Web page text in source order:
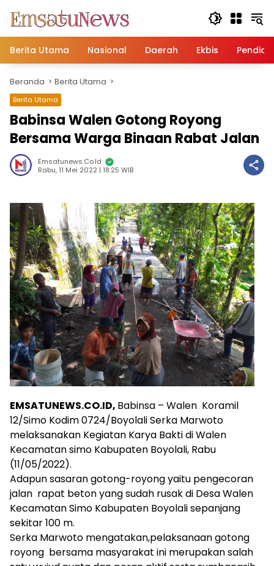
konten
Berita Utama
Nasional Daerah Ekbis
Beranda Berita Utama
Berita Utama
Babinsa Walen Gotong Royong
Bersama Warga Binaan Rabat Jalan
Emsatunews.co.id
Rabu, 11 Mei 2022 | 18:25 WIB
EMSATUNEWS.CO.ID, Babinsa – Walen Koramil
12/Simo Kodim 0724/Boyolali Serka Marwoto
melaksanakan Kegiatan Karya Bakti di Walen
Kecamatan simo Kabupaten Boyolali, Rabu
(11/05/2022).
Adapun sasaran gotong-royong yaitu pengecoran
jalan rapat beton yang sudah rusak di Desa Walen
Kecamatan Simo Kabupaten Boyolali sepanjang
sekitar 100 m.
Serka Marwoto mengatakan,pelaksanaan gotong
royong bersama masyarakat ini merupakan salah